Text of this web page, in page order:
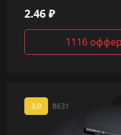
2.46 ₽
1116
3.0 8631